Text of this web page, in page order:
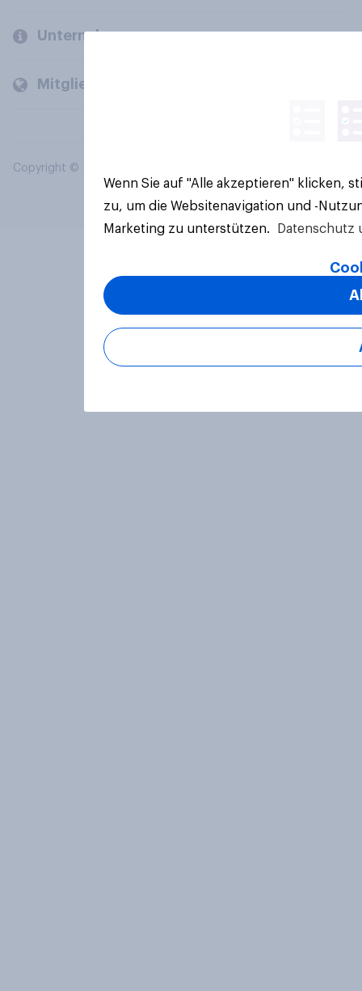
Unternehmen
Mitglieder und Kunden
Copyright © 2026 YouGov PLC. Alle Rechte vorbehalten.
Wenn Sie auf "Alle akzeptieren" klicken,
zu, um die Websitenavigation und -
Marketing zu unterstützen.
Datenschutz